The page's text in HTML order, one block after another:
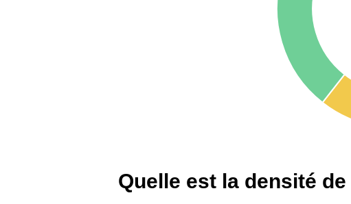
2 917 €
Quelle est la densité